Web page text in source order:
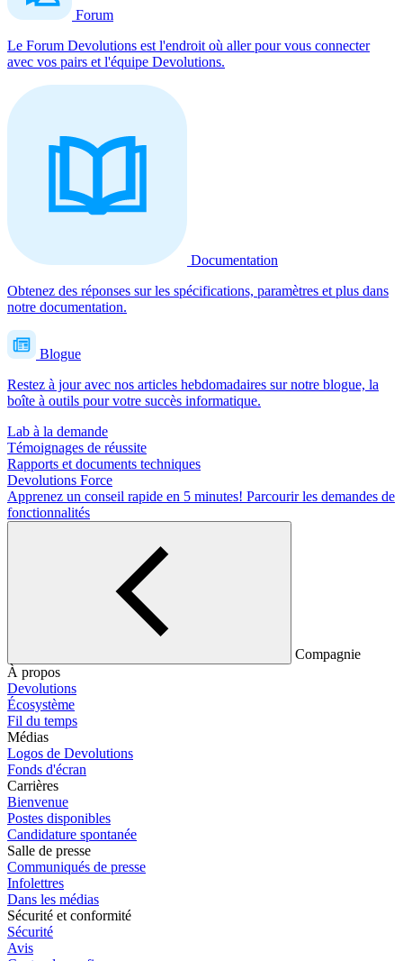
Forum
Le Forum Devolutions est l'endroit où aller pour vous connecter
avec vos pairs et l'équipe Devolutions.
Documentation
Obtenez des réponses sur les spécifications, paramètres et plus dans
notre documentation.
Blogue
Restez à jour avec nos articles hebdomadaires sur notre blogue, la
boîte à outils pour votre succès informatique.
Lab à la demande
Témoignages de réussite
Rapports et documents techniques
Devolutions Force
Apprenez un conseil rapide en 5 minutes! Parcourir les demandes de
fonctionnalités
Compagnie
À propos
Devolutions
Écosystème
Fil du temps
Médias
Logos de Devolutions
Fonds d'écran
Carrières
Bienvenue
Postes disponibles
Candidature spontanée
Salle de presse
Communiqués de presse
Infolettres
Dans les médias
Sécurité et conformité
Sécurité
Avis